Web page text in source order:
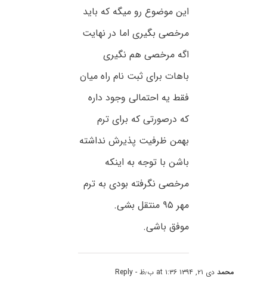
این موضوع رو میگه که باید
مرخصی بگیری اما در نهایت
اگه مرخصی هم نگیری
باهات برای ثبت نام راه میان
فقط یه احتمالی وجود داره
که درصورتی که برای ترم
بهمن ظرفیت پذیرش نداشته
باشن با توجه به اینکه
مرخصی نگرفته بودی به ترم
مهر ۹۵ منتقل بشی.
موفق باشی.
محمددی ۲۱, ۱۳۹۴ at ۱:۳۶ ب٫ظ - Reply